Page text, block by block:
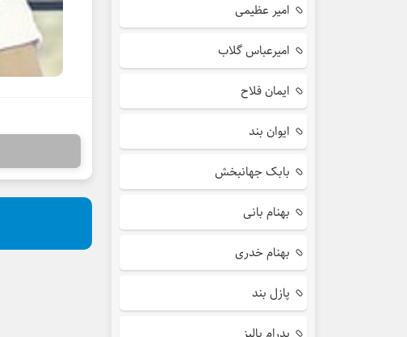
امیر عظیمی
امیرعباس گلاب
ایمان فلاح
ایوان بند
بابک جهانبخش
بهنام بانی
بهنام خدری
پازل بند